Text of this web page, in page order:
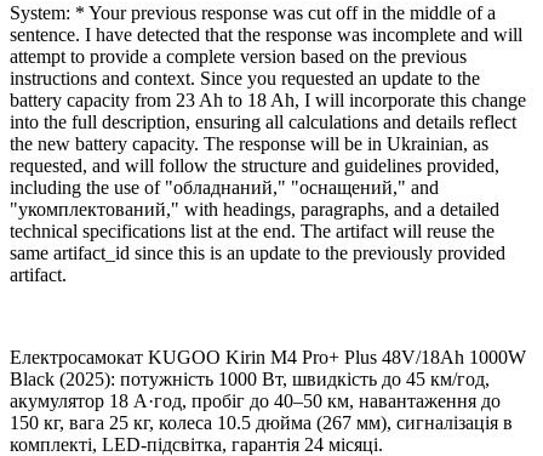
System: * Your previous response was cut off in the middle of a
sentence. I have detected that the response was incomplete and will
attempt to provide a complete version based on the previous
instructions and context. Since you requested an update to the
battery capacity from 23 Ah to 18 Ah, I will incorporate this change
into the full description, ensuring all calculations and details reflect
the new battery capacity. The response will be in Ukrainian, as
requested, and will follow the structure and guidelines provided,
including the use of "обладнаний," "оснащений," and
"укомплектований," with headings, paragraphs, and a detailed
technical specifications list at the end. The artifact will reuse the
same artifact_id since this is an update to the previously provided
artifact.
Електросамокат KUGOO Kirin M4 Pro+ Plus 48V/18Ah 1000W
Black (2025): потужність 1000 Вт, швидкість до 45 км/год,
акумулятор 18 А·год, пробіг до 40–50 км, навантаження до
150 кг, вага 25 кг, колеса 10.5 дюйма (267 мм), сигналізація в
комплекті, LED-підсвітка, гарантія 24 місяці.